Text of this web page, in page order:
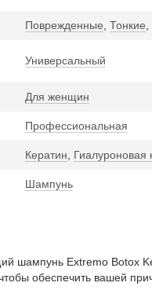
Поврежденные, Тонкие,
Универсальный
Для женщин
Профессиональная
Кератин, Гиалуроновая
Шампунь
шампунь Extremo Botox
обеспечить вашей